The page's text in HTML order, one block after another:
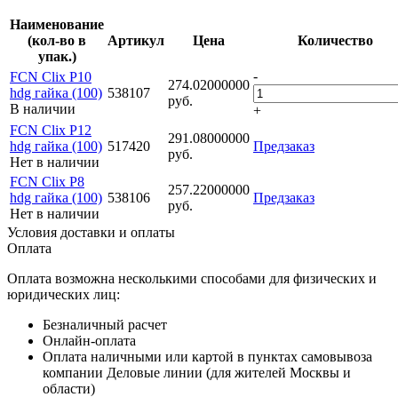
Наименование
(кол-во в
упак.)
Артикул Цена Количество
FCN Clix P10
hdg гайка (100)
В наличии
538107
274.02000000
руб.
-
+
FCN Clix P12
hdg гайка (100)
Нет в наличии
517420
291.08000000
руб.
Предзаказ
FCN Clix P8
hdg гайка (100)
Нет в наличии
538106
257.22000000
руб.
Предзаказ
Условия доставки и оплаты
Оплата
Оплата возможна несколькими способами для физических и
юридических лиц:
Безналичный расчет
Онлайн-оплата
Оплата наличными или картой в пунктах самовывоза
компании Деловые линии (для жителей Москвы и
области)